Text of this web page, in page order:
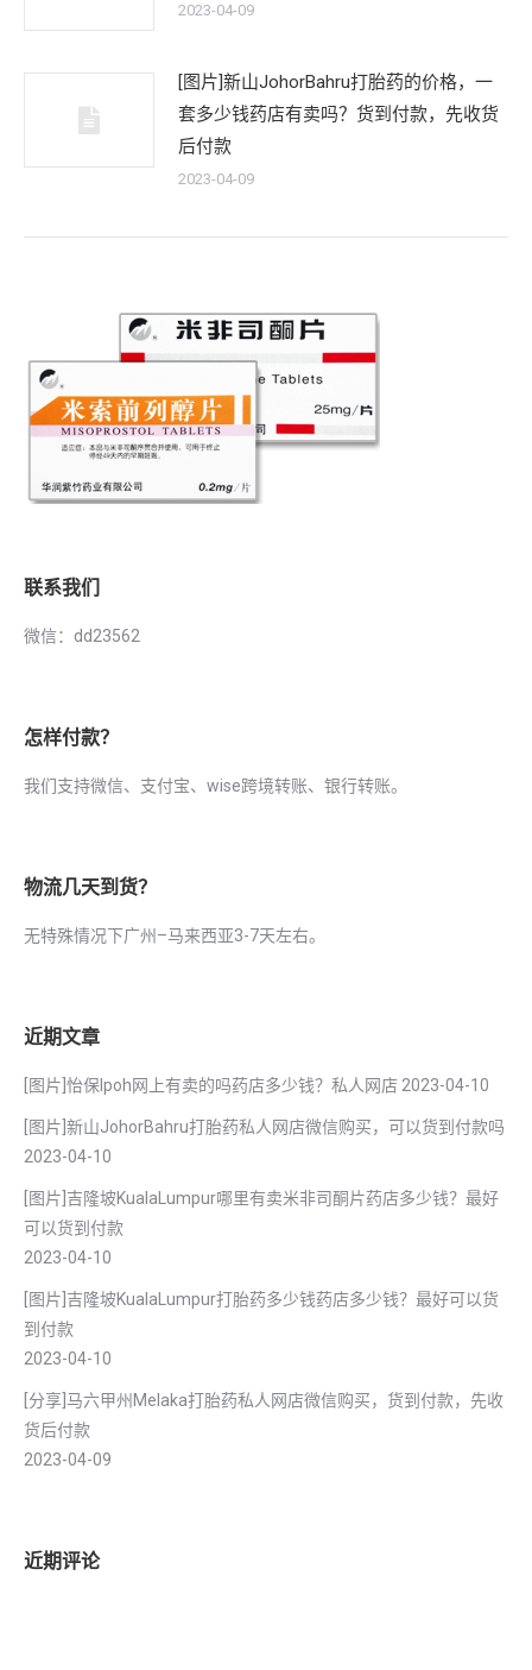
2023-04-09
[图片]新山JohorBahru打胎药的价格，一
套多少钱药店有卖吗？货到付款，先收货
后付款
2023-04-09
联系我们
微信：dd23562
怎样付款？
我们支持微信、支付宝、wise跨境转账、银行转账。
物流几天到货？
无特殊情况下广州–马来西亚3-7天左右。
近期文章
[图片]怡保lpoh网上有卖的吗药店多少钱？私人网店 2023-04-10
[图片]新山JohorBahru打胎药私人网店微信购买，可以货到付款吗
2023-04-10
[图片]吉隆坡KualaLumpur哪里有卖米非司酮片药店多少钱？最好
可以货到付款
2023-04-10
[图片]吉隆坡KualaLumpur打胎药多少钱药店多少钱？最好可以货
到付款
2023-04-10
[分享]马六甲州Melaka打胎药私人网店微信购买，货到付款，先收
货后付款
2023-04-09
近期评论